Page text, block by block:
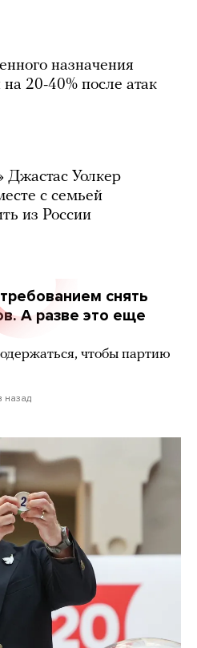
назначения
20-40% после атак
Джастас Уолкер
с семьей
из России
снять
А разве это еще
чтобы партию
назад